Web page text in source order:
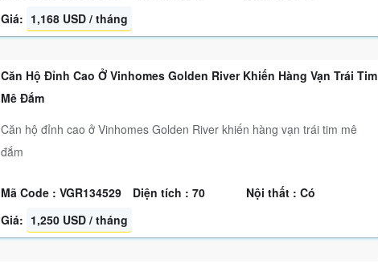
Giá: 1,168 USD / tháng
Căn Hộ Đỉnh Cao Ở Vinhomes Golden River Khiến Hàng Vạn Trái Tim
Mê Đắm
Căn hộ đỉnh cao ở Vinhomes Golden River khiến hàng vạn trái tim mê
đắm
Mã Code : VGR134529 Diện tích : 70
Nội thất : Có
Giá: 1,250 USD / tháng